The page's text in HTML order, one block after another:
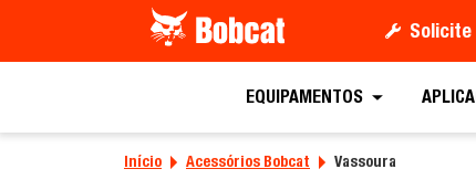
Solicite
EQUIPAMENTOS
Início Acessórios Bobcat Vassoura
Peça